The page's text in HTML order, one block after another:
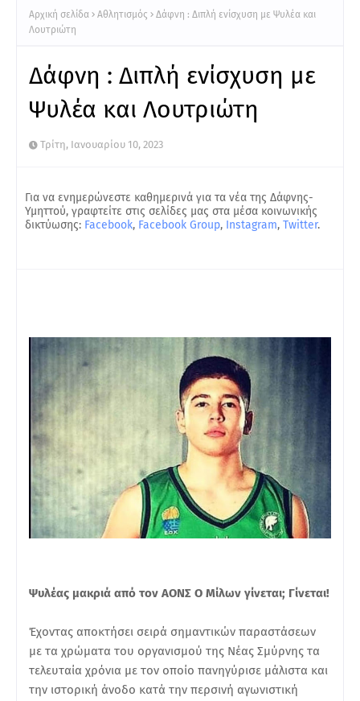
Αρχική σελίδα Αθλητισμός
Δάφνη : Διπλή ενίσχυση με Ψυλέα και
Λουτριώτη
Δάφνη : Διπλή ενίσχυση με
Ψυλέα και Λουτριώτη
Τρίτη, Ιανουαρίου 10, 2023
Για να ενημερώνεστε καθημερινά για τα νέα της Δάφνης-
Υμηττού, γραφτείτε στις σελίδες μας στα μέσα κοινωνικής
δικτύωσης: Facebook, Facebook Group, Instagram, Twitter.
Ψυλέας μακριά από τον ΑΟΝΣ Ο Μίλων γίνεται; Γίνεται!
Έχοντας αποκτήσει σειρά σημαντικών παραστάσεων
με τα χρώματα του οργανισμού της Νέας Σμύρνης τα
τελευταία χρόνια με τον οποίο πανηγύρισε μάλιστα και
την ιστορική άνοδο κατά την περσινή αγωνιστική